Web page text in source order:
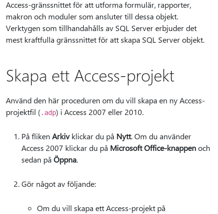
Access-gränssnittet för att utforma formulär, rapporter,
makron och moduler som ansluter till dessa objekt.
Verktygen som tillhandahålls av SQL Server erbjuder det
mest kraftfulla gränssnittet för att skapa SQL Server objekt.
Skapa ett Access-projekt
Använd den här proceduren om du vill skapa en ny Access-
projektfil (.adp) i Access 2007 eller 2010.
På fliken Arkivklickar du på Nytt. Om du använder
Access 2007 klickar du på Microsoft Office-knappenoch
sedan på Öppna.
Gör något av följande:
Om du vill skapa ett Access-projekt på